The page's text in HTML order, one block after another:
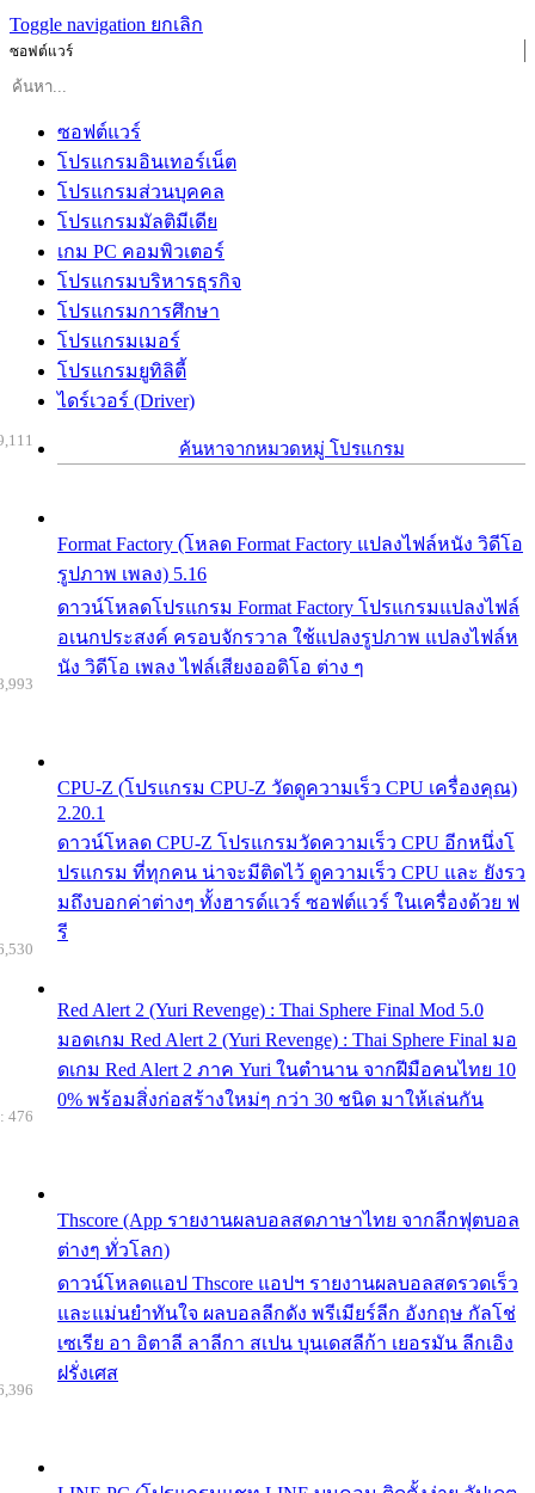
Toggle navigation ยกเลิก
ซอฟต์แวร์
ซอฟต์แวร์
โปรแกรมอินเทอร์เน็ต
โปรแกรมส่วนบุคคล
โปรแกรมมัลติมีเดีย
เกม PC คอมพิวเตอร์
โปรแกรมบริหารธุรกิจ
โปรแกรมการศึกษา
โปรแกรมเมอร์
โปรแกรมยูทิลิตี้
ไดร์เวอร์ (Driver)
ค้นหาจากหมวดหมู่ โปรแกรม
Format Factory (โหลด Format Factory แปลงไฟล์หนัง วิดีโอ
รูปภาพ เพลง) 5.16
ดาวน์โหลดโปรแกรม Format Factory โปรแกรมแปลงไฟล์
อเนกประสงค์ ครอบจักรวาล ใช้แปลงรูปภาพ แปลงไฟล์ห
นัง วิดีโอ เพลง ไฟล์เสียงออดิโอ ต่าง ๆ
CPU-Z (โปรแกรม CPU-Z วัดดูความเร็ว CPU เครื่องคุณ)
2.20.1
ดาวน์โหลด CPU-Z โปรแกรมวัดความเร็ว CPU อีกหนึ่งโ
ปรแกรม ที่ทุกคน น่าจะมีติดไว้ ดูความเร็ว CPU และ ยังรว
มถึงบอกค่าต่างๆ ทั้งฮารด์แวร์ ซอฟต์แวร์ ในเครื่องด้วย ฟ
รี
Red Alert 2 (Yuri Revenge) : Thai Sphere Final Mod 5.0
มอดเกม Red Alert 2 (Yuri Revenge) : Thai Sphere Final มอ
ดเกม Red Alert 2 ภาค Yuri ในตำนาน จากฝีมือคนไทย 10
0% พร้อมสิ่งก่อสร้างใหม่ๆ กว่า 30 ชนิด มาให้เล่นกัน
Thscore (App รายงานผลบอลสดภาษาไทย จากลีกฟุตบอล
ต่างๆ ทั่วโลก)
ดาวน์โหลดแอป Thscore แอปฯ รายงานผลบอลสดรวดเร็ว
และแม่นยำทันใจ ผลบอลลีกดัง พรีเมียร์ลีก อังกฤษ กัลโช่
เซเรีย อา อิตาลี ลาลีกา สเปน บุนเดสลีก้า เยอรมัน ลีกเอิง
ฝรั่งเศส
476